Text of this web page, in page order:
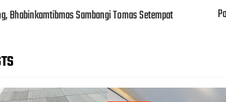
Bhabinkamtibmas Sambangi Tomas Setempat